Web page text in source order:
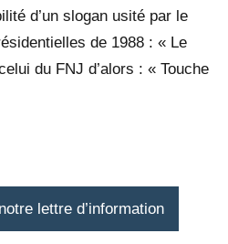
d’un slogan usité par le
de 1988 : « Le
du FNJ d’alors : « Touche
lettre d’information